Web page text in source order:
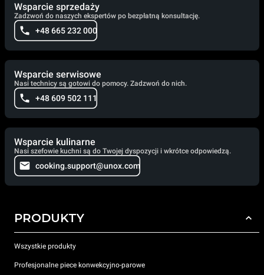
Wsparcie sprzedaży
Zadzwoń do naszych ekspertów po bezpłatną konsultację.
+48 665 232 000
Wsparcie serwisowe
Nasi technicy są gotowi do pomocy. Zadzwoń do nich.
+48 609 502 111
Wsparcie kulinarne
Nasi szefowie kuchni są do Twojej dyspozycji i wkrótce odpowiedzą.
cooking.support@unox.com
PRODUKTY
Wszystkie produkty
Profesjonalne piece konwekcyjno-parowe